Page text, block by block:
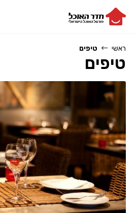
content
ראשי טיפים
טיפים